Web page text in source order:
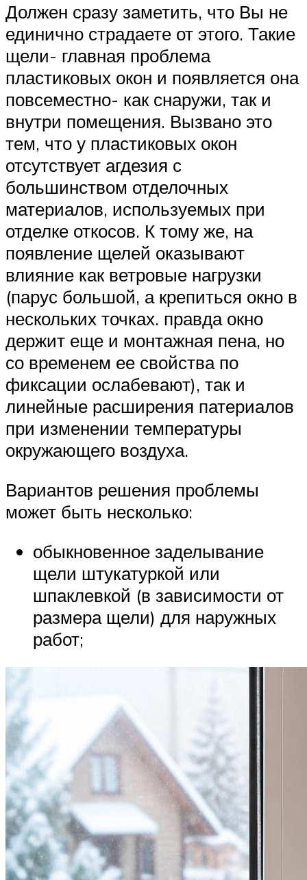
Должен сразу заметить, что Вы не
единично страдаете от этого. Такие
щели- главная проблема
пластиковых окон и появляется она
повсеместно- как снаружи, так и
внутри помещения. Вызвано это
тем, что у пластиковых окон
отсутствует агдезия с
большинством отделочных
материалов, используемых при
отделке откосов. К тому же, на
появление щелей оказывают
влияние как ветровые нагрузки
(парус большой, а крепиться окно в
нескольких точках. правда окно
держит еще и монтажная пена, но
со временем ее свойства по
фиксации ослабевают), так и
линейные расширения патериалов
при изменении температуры
окружающего воздуха.
Вариантов решения проблемы
может быть несколько:
обыкновенное заделывание
щели штукатуркой или
шпаклевкой (в зависимости от
размера щели) для наружных
работ;